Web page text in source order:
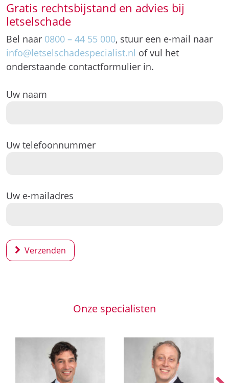
Gratis rechtsbijstand en advies bij
letselschade
Bel naar 0800 – 44 55 000, stuur een e-mail naar
info@letselschadespecialist.nl of vul het
onderstaande contactformulier in.
Uw naam
Uw telefoonnummer
Uw e-mailadres
Verzenden
Onze specialisten